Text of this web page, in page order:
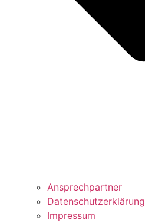
Ansprechpartner
Datenschutzerklärung
Impressum